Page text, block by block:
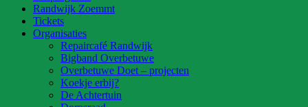
Randwijk Zoemmt
Tickets
Organisaties
Repaircafé Randwijk
Bigband Overbetuwe
Overbetuwe Doet – projecten
Koekje erbij?
De Achtertuin